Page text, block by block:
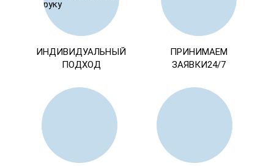
ИНДИВИДУАЛЬНЫЙ
ПОДХОД
ПРИНИМАЕМ
ЗАЯВКИ24/7